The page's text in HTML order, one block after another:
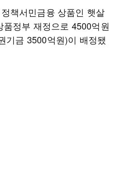
책서민금융 상품인 햇살
정부 재정으로 4500억원
기금 3500억원)이 배정됐